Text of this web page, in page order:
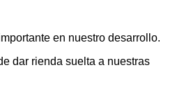
en nuestro desarrollo.
dar rienda suelta a nuestras